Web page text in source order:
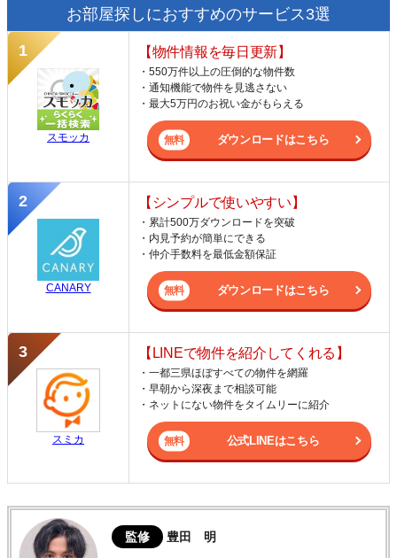
お部屋探しにおすすめのサービス3選
スモッカ
【物件情報を毎日更新】
・550万件以上の圧倒的な物件数
・通知機能で物件を見逃さない
・最大5万円のお祝い金がもらえる
ダウンロードはこちら
CANARY
【シンプルで使いやすい】
・累計500万ダウンロードを突破
・内見予約が簡単にできる
・仲介手数料を最低金額保証
ダウンロードはこちら
スミカ
【LINEで物件を紹介してくれる】
・一都三県ほぼすべての物件を網羅
・早朝から深夜まで相談可能
・ネットにない物件をタイムリーに紹介
公式LINEはこちら
監修 豊田 明